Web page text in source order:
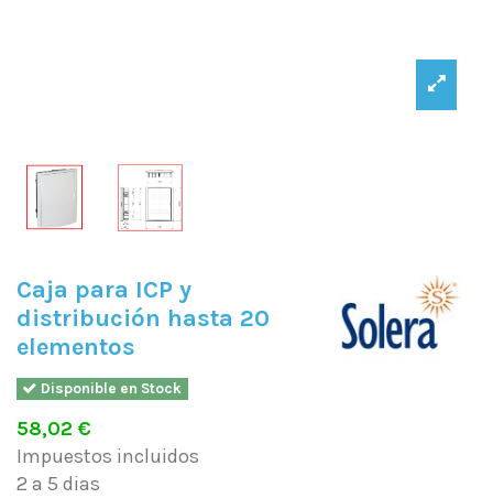
Caja para ICP y
distribución hasta 20
elementos
Disponible en Stock
58,02 €
Impuestos incluidos
2 a 5 dias